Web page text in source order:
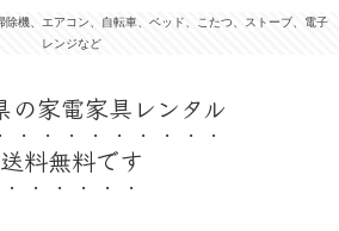
機、エアコン、自転車、ベッド、こたつ、ストーブ、電子
レンジなど